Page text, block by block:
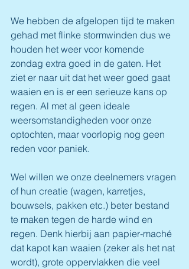
We hebben de afgelopen tijd te maken
gehad met flinke stormwinden dus we
houden het weer voor komende
zondag extra goed in de gaten. Het
ziet er naar uit dat het weer goed gaat
waaien en is er een serieuze kans op
regen. Al met al geen ideale
weersomstandigheden voor onze
optochten, maar voorlopig nog geen
reden voor paniek.
Wel willen we onze deelnemers vragen
of hun creatie (wagen, karretjes,
bouwsels, pakken etc.) beter bestand
te maken tegen de harde wind en
regen. Denk hierbij aan papier-maché
dat kapot kan waaien (zeker als het nat
wordt), grote oppervlakken die veel